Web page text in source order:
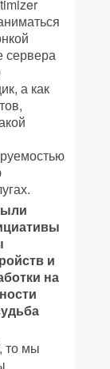
сервера
а как
и
на
то мы